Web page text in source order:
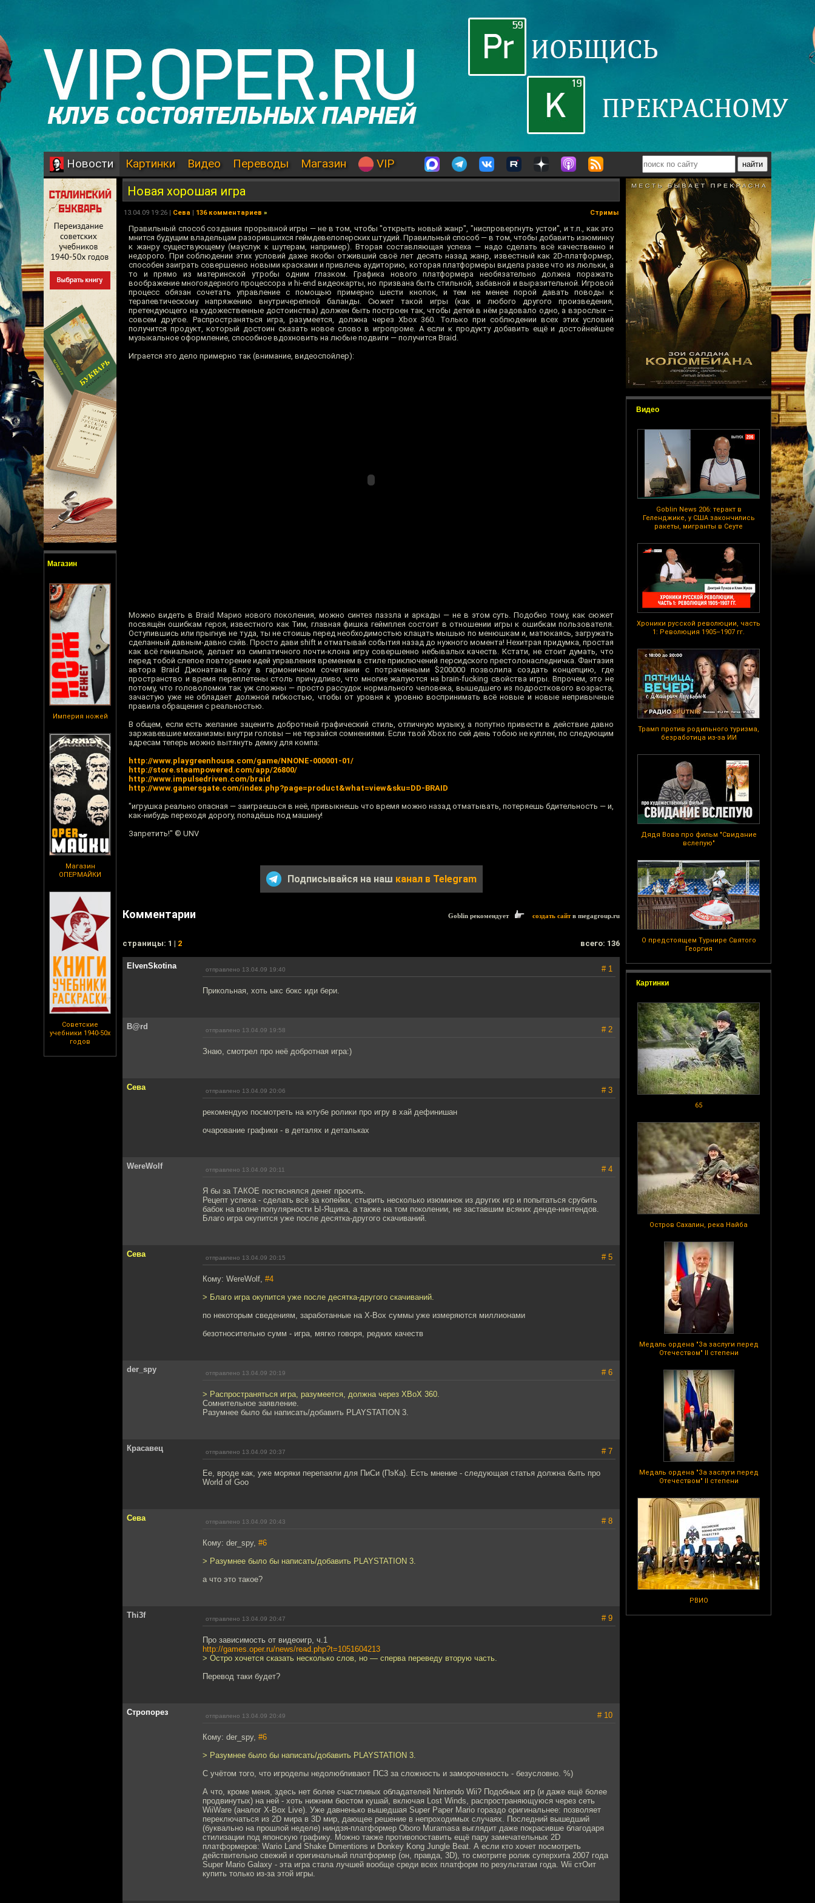
Новости Картинки Видео Переводы Магазин VIP
Магазин
Империя ножей
Магазин
ОПЕРМАЙКИ
Советские
учебники 1940-50х
годов
Видео
Goblin News 206: теракт в
Геленджике, у США закончились
ракеты, мигранты в Сеуте
Хроники русской революции, часть
1: Революция 1905–1907 гг.
Трамп против родильного туризма,
безработица из-за ИИ
Дядя Вова про фильм "Свидание
вслепую"
О предстоящем Турнире Святого
Георгия
Картинки
65
Остров Сахалин, река Найба
Медаль ордена "За заслуги перед
Отечеством" II степени
Медаль ордена "За заслуги перед
Отечеством" II степени
РВИО
Новая хорошая игра
13.04.09 19:26 | Сева | 136 комментариев » Стримы
Правильный способ создания прорывной игры — не в том, чтобы "открыть новый жанр", "ниспровергнуть устои", и т.п., как это
мнится будущим владельцам разорившихся геймдевелоперских штудий. Правильный способ — в том, чтобы добавить изюминку
к жанру существующему (мауслук к шутерам, например). Вторая составляющая успеха — надо сделать всё качественно и
недорого. При соблюдении этих условий даже якобы отживший своё лет десять назад жанр, известный как 2D-платформер,
способен заиграть совершенно новыми красками и привлечь аудиторию, которая платформеры видела разве что из люльки, а
то и прямо из материнской утробы одним глазком. Графика нового платформера необязательно должна поражать
воображение многоядерного процессора и hi-end видеокарты, но призвана быть стильной, забавной и выразительной. Игровой
процесс обязан сочетать управление с помощью примерно шести кнопок, и тем не менее порой давать поводы к
терапевтическому напряжению внутричерепной баланды. Сюжет такой игры (как и любого другого произведения,
претендующего на художественные достоинства) должен быть построен так, чтобы детей в нём радовало одно, а взрослых —
совсем другое. Распространяться игра, разумеется, должна через Xbox 360. Только при соблюдении всех этих условий
получится продукт, который достоин сказать новое слово в игропроме. А если к продукту добавить ещё и достойнейшее
музыкальное оформление, способное вдохновить на любые подвиги — получится Braid.
Играется это дело примерно так (внимание, видеоспойлер):
Можно видеть в Braid Марио нового поколения, можно синтез паззла и аркады — не в этом суть. Подобно тому, как сюжет
посвящён ошибкам героя, известного как Тим, главная фишка геймплея состоит в отношении игры к ошибкам пользователя.
Оступившись или прыгнув не туда, ты не стоишь перед необходимостью клацать мышью по менюшкам и, матюкаясь, загружать
сделанный давным-давно сэйв. Просто дави shift и отматывай события назад до нужного момента! Нехитрая придумка, простая
как всё гениальное, делает из симпатичного почти-клона игру совершенно небывалых качеств. Кстати, не стоит думать, что
перед тобой слепое повторение идей управления временем в стиле приключений персидского престолонаследничка. Фантазия
автора Braid Джонатана Блоу в гармоничном сочетании с потраченными $200000 позволила создать концепцию, где
пространство и время переплетены столь причудливо, что многие жалуются на brain-fucking свойства игры. Впрочем, это не
потому, что головоломки так уж сложны — просто рассудок нормального человека, вышедшего из подросткового возраста,
зачастую уже не обладает должной гибкостью, чтобы от уровня к уровню воспринимать всё новые и новые непривычные
правила обращения с реальностью.
В общем, если есть желание заценить добротный графический стиль, отличную музыку, а попутно привести в действие давно
заржавевшие механизмы внутри головы — не терзайся сомнениями. Если твой Xbox по сей день тобою не куплен, по следующим
адресам теперь можно вытянуть демку для компа:
http://www.playgreenhouse.com/game/NNONE-000001-01/
http://store.steampowered.com/app/26800/
http://www.impulsedriven.com/braid
http://www.gamersgate.com/index.php?page=product&what=view&sku=DD-BRAID
"игрушка реально опасная — заиграешься в неё, привыкнешь что время можно назад отматывать, потеряешь бдительность — и,
как-нибудь переходя дорогу, попадёшь под машину!
Запретить!" © UNV
Подписывайся на наш канал в Telegram
Комментарии Goblin рекомендует создать сайтв megagroup.ru
cтраницы: 1 | 2 всего: 136
ElvenSkotina отправлено 13.04.09 19:40 # 1
Прикольная, хоть ыкс бокс иди бери.
B@rd отправлено 13.04.09 19:58 # 2
Знаю, смотрел про неё добротная игра:)
Сева отправлено 13.04.09 20:06 # 3
рекомендую посмотреть на ютубе ролики про игру в хай дефинишан
очарование графики - в деталях и детальках
WereWolf отправлено 13.04.09 20:11 # 4
Я бы за ТАКОЕ постеснялся денег просить.
Рецепт успеха - сделать всё за копейки, стырить несколько изюминок из других игр и попытаться срубить
бабок на волне популярности Ы-Ящика, а также на том поколении, не заставшим всяких денде-нинтендов.
Благо игра окупится уже после десятка-другого скачиваний.
Сева отправлено 13.04.09 20:15 # 5
Кому: WereWolf, #4
> Благо игра окупится уже после десятка-другого скачиваний.
по некоторым сведениям, заработанные на X-Box суммы уже измеряются миллионами
безотносительно сумм - игра, мягко говоря, редких качеств
der_spy отправлено 13.04.09 20:19 # 6
> Распространяться игра, разумеется, должна через XBoX 360.
Сомнительное заявление.
Разумнее было бы написать/добавить PLAYSTATION 3.
Красавец отправлено 13.04.09 20:37 # 7
Ее, вроде как, уже моряки перепаяли для ПиСи (ПэКа). Есть мнение - следующая статья должна быть про
World of Goo
Сева отправлено 13.04.09 20:43 # 8
Кому: der_spy, #6
> Разумнее было бы написать/добавить PLAYSTATION 3.
а что это такое?
Thi3f отправлено 13.04.09 20:47 # 9
Про зависимость от видеоигр, ч.1
http://games.oper.ru/news/read.php?t=1051604213
> Остро хочется сказать несколько слов, но — сперва переведу вторую часть.
Перевод таки будет?
Стропорез отправлено 13.04.09 20:49 # 10
Кому: der_spy, #6
> Разумнее было бы написать/добавить PLAYSTATION 3.
С учётом того, что игроделы недолюбливают ПС3 за сложность и замороченность - безусловно. %)
А что, кроме меня, здесь нет более счастливых обладателей Nintendo Wii? Подобных игр (и даже ещё более
продвинутых) на ней - хоть нижним бюстом кушай, включая Lost Winds, распространяющуюся через сеть
WiiWare (аналог X-Box Live). Уже давненько вышедшая Super Paper Mario гораздо оригинальнее: позволяет
переключаться из 2D мира в 3D мир, дающее решение в непроходимых случаях. Последний вышедший
(буквально на прошлой неделе) ниндзя-платформер Oboro Muramasa выглядит даже покрасивше благодаря
стилизации под японскую графику. Можно также противопоставить ещё пару замечательных 2D
платформеров: Wario Land Shake Dimentions и Donkey Kong Jungle Beat. А если кто хочет посмотреть
действительно свежий и оригинальный платформер (он, правда, 3D), то смотрите ролик суперхита 2007 года
Super Mario Galaxy - эта игра стала лучшей вообще среди всех платформ по результатам года. Wii стОит
купить только из-за этой игры.